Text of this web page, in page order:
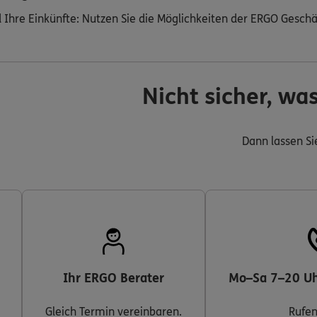
Einkünfte: Nutzen Sie die Möglichkeiten der ERGO
Nicht sicher,
Dann lassen
Ihr ERGO Berater
Gleich Termin vereinbaren.
Mo–Sa 7–20